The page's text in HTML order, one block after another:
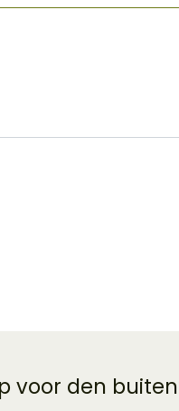
voor den